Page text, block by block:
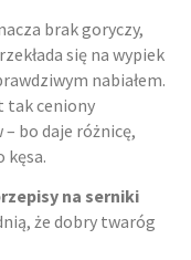
brak goryczy,
się na wypiek
nabiałem.
tak ceniony
bo daje różnicę,
kęsa.
na serniki
że dobry twaróg